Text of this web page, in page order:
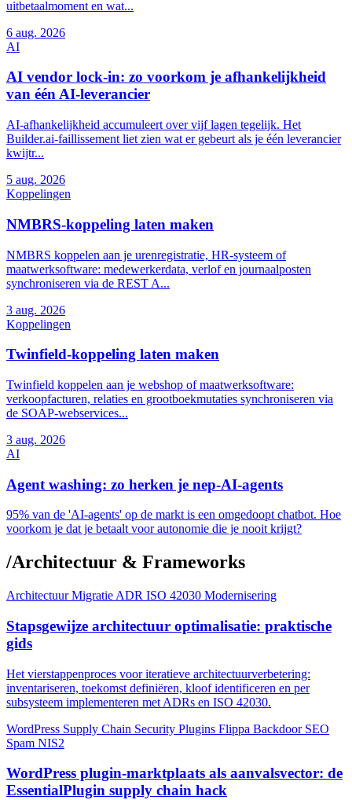
uitbetaalmoment en wat...
6 aug. 2026
AI
AI vendor lock-in: zo voorkom je afhankelijkheid
van één AI-leverancier
AI-afhankelijkheid accumuleert over vijf lagen tegelijk. Het
Builder.ai-faillissement liet zien wat er gebeurt als je één leverancier
kwijtr...
5 aug. 2026
Koppelingen
NMBRS-koppeling laten maken
NMBRS koppelen aan je urenregistratie, HR-systeem of
maatwerksoftware: medewerkerdata, verlof en journaalposten
synchroniseren via de REST A...
3 aug. 2026
Koppelingen
Twinfield-koppeling laten maken
Twinfield koppelen aan je webshop of maatwerksoftware:
verkoopfacturen, relaties en grootboekmutaties synchroniseren via
de SOAP-webservices...
3 aug. 2026
AI
Agent washing: zo herken je nep-AI-agents
95% van de 'AI-agents' op de markt is een omgedoopt chatbot. Hoe
voorkom je dat je betaalt voor autonomie die je nooit krijgt?
/Architectuur & Frameworks
Architectuur Migratie ADR ISO 42030 Modernisering
Stapsgewijze architectuur optimalisatie: praktische
gids
Het vierstappenproces voor iteratieve architectuurverbetering:
inventariseren, toekomst definiëren, kloof identificeren en per
subsysteem implementeren met ADRs en ISO 42030.
WordPress Supply Chain Security Plugins Flippa Backdoor SEO
Spam NIS2
WordPress plugin-marktplaats als aanvalsvector: de
EssentialPlugin supply chain hack